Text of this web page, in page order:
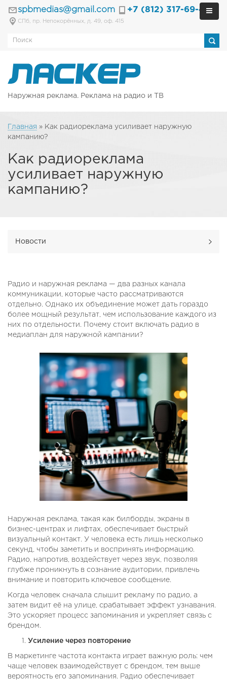
spbmedias@gmail.com +7 (812) 317-69-40
СПб, пр. Непокорённых, д. 49, оф. 415
Наружная реклама. Реклама на радио и ТВ
Главная » Как радиореклама усиливает наружную
кампанию?
Как радиореклама
усиливает наружную
кампанию?
Новости
Радио и наружная реклама — два разных канала
коммуникации, которые часто рассматриваются
отдельно. Однако их объединение может дать гораздо
более мощный результат, чем использование каждого из
них по отдельности. Почему стоит включать радио в
медиаплан для наружной кампании?
Наружная реклама, такая как билборды, экраны в
бизнес-центрах и лифтах, обеспечивает быстрый
визуальный контакт. У человека есть лишь несколько
секунд, чтобы заметить и воспринять информацию.
Радио, напротив, воздействует через звук, позволяя
глубже проникнуть в сознание аудитории, привлечь
внимание и повторить ключевое сообщение.
Когда человек сначала слышит рекламу по радио, а
затем видит её на улице, срабатывает эффект узнавания.
Это ускоряет процесс запоминания и укрепляет связь с
брендом.
Усиление через повторение
В маркетинге частота контакта играет важную роль: чем
чаще человек взаимодействует с брендом, тем выше
вероятность его запоминания. Радио обеспечивает